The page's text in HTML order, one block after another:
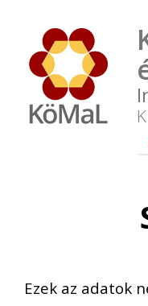
Ezek az adatok